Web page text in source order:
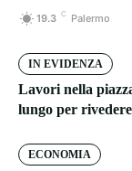
19.3 C Palermo
IN EVIDENZA
Lavori nella
lungo per
ECONOMIA